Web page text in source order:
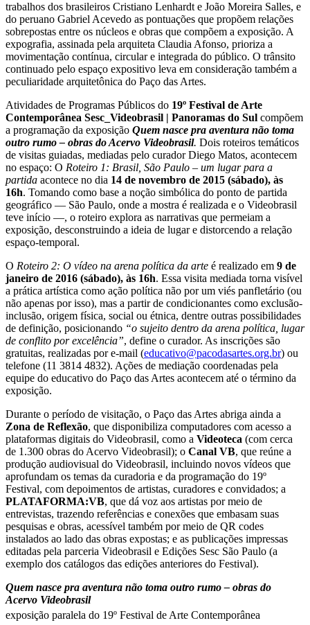
trabalhos dos brasileiros Cristiano Lenhardt e João Moreira Salles, e
do peruano Gabriel Acevedo as pontuações que propõem relações
sobrepostas entre os núcleos e obras que compõem a exposição. A
expografia, assinada pela arquiteta Claudia Afonso, prioriza a
movimentação contínua, circular e integrada do público. O trânsito
continuado pelo espaço expositivo leva em consideração também a
peculiaridade arquitetônica do Paço das Artes.
Atividades de Programas Públicos do 19º Festival de Arte
Contemporânea Sesc_Videobrasil | Panoramas do Sul compõem
a programação da exposição Quem nasce pra aventura não toma
outro rumo– obras do Acervo Videobrasil. Dois roteiros temáticos
de visitas guiadas, mediadas pelo curador Diego Matos, acontecem
no espaço: O Roteiro 1: Brasil, São Paulo – um lugar para a
partida acontece no dia 14 de novembro de 2015 (sábado), às
16h. Tomando como base a noção simbólica do ponto de partida
geográfico — São Paulo, onde a mostra é realizada e o Videobrasil
teve início —, o roteiro explora as narrativas que permeiam a
exposição, desconstruindo a ideia de lugar e distorcendo a relação
espaço-temporal.
O Roteiro 2: O vídeo na arena política da arte é realizado em 9 de
janeiro de 2016 (sábado), às 16h. Essa visita mediada torna visível
a prática artística como ação política não por um viés panfletário (ou
não apenas por isso), mas a partir de condicionantes como exclusão-
inclusão, origem física, social ou étnica, dentre outras possibilidades
de definição, posicionando “o sujeito dentro da arena política, lugar
de conflito por excelência”, define o curador. As inscrições são
gratuitas, realizadas por e-mail (educativo@pacodasartes.org.br) ou
telefone (11 3814 4832). Ações de mediação coordenadas pela
equipe do educativo do Paço das Artes acontecem até o término da
exposição.
Durante o período de visitação, o Paço das Artes abriga ainda a
Zona de Reflexão, que disponibiliza computadores com acesso a
plataformas digitais do Videobrasil, como a Videoteca (com cerca
de 1.300 obras do Acervo Videobrasil); o Canal VB, que reúne a
produção audiovisual do Videobrasil, incluindo novos vídeos que
aprofundam os temas da curadoria e da programação do 19º
Festival, com depoimentos de artistas, curadores e convidados; a
PLATAFORMA:VB, que dá voz aos artistas por meio de
entrevistas, trazendo referências e conexões que embasam suas
pesquisas e obras, acessível também por meio de QR codes
instalados ao lado das obras expostas; e as publicações impressas
editadas pela parceria Videobrasil e Edições Sesc São Paulo (a
exemplo dos catálogos das edições anteriores do Festival).
Quem nasce pra aventura não toma outro rumo – obras do
Acervo Videobrasil
exposição paralela do 19º Festival de Arte Contemporânea